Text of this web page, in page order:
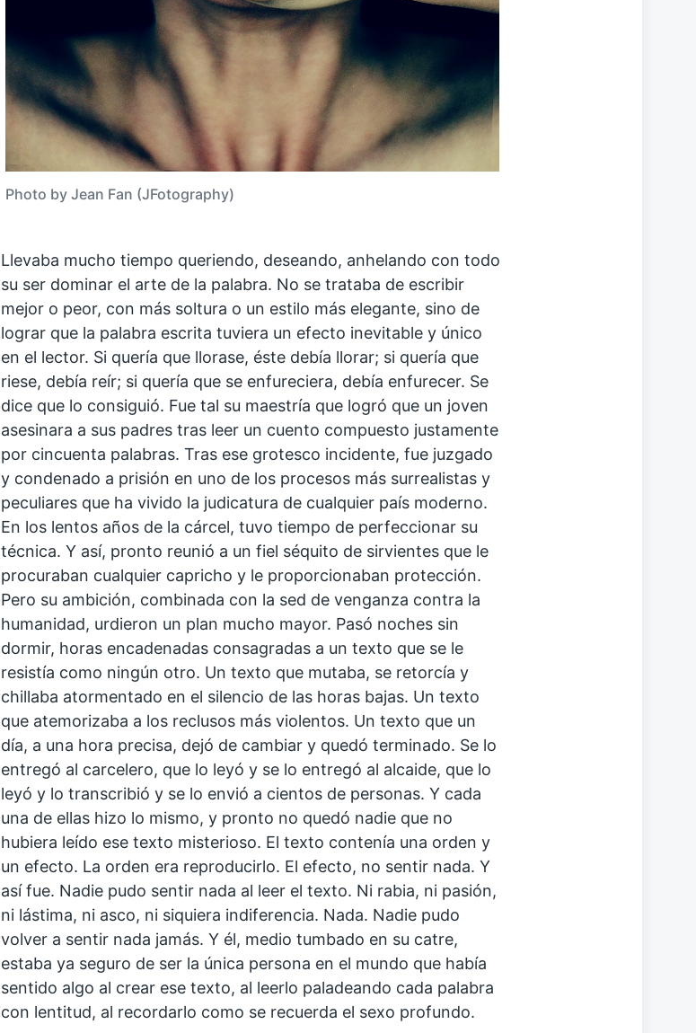
Photo by Jean Fan (JFotography)
Llevaba mucho tiempo queriendo, deseando, anhelando con todo
su ser dominar el arte de la palabra. No se trataba de escribir
mejor o peor, con más soltura o un estilo más elegante, sino de
lograr que la palabra escrita tuviera un efecto inevitable y único
en el lector. Si quería que llorase, éste debía llorar; si quería que
riese, debía reír; si quería que se enfureciera, debía enfurecer. Se
dice que lo consiguió. Fue tal su maestría que logró que un joven
asesinara a sus padres tras leer un cuento compuesto justamente
por cincuenta palabras. Tras ese grotesco incidente, fue juzgado
y condenado a prisión en uno de los procesos más surrealistas y
peculiares que ha vivido la judicatura de cualquier país moderno.
En los lentos años de la cárcel, tuvo tiempo de perfeccionar su
técnica. Y así, pronto reunió a un fiel séquito de sirvientes que le
procuraban cualquier capricho y le proporcionaban protección.
Pero su ambición, combinada con la sed de venganza contra la
humanidad, urdieron un plan mucho mayor. Pasó noches sin
dormir, horas encadenadas consagradas a un texto que se le
resistía como ningún otro. Un texto que mutaba, se retorcía y
chillaba atormentado en el silencio de las horas bajas. Un texto
que atemorizaba a los reclusos más violentos. Un texto que un
día, a una hora precisa, dejó de cambiar y quedó terminado. Se lo
entregó al carcelero, que lo leyó y se lo entregó al alcaide, que lo
leyó y lo transcribió y se lo envió a cientos de personas. Y cada
una de ellas hizo lo mismo, y pronto no quedó nadie que no
hubiera leído ese texto misterioso. El texto contenía una orden y
un efecto. La orden era reproducirlo. El efecto, no sentir nada. Y
así fue. Nadie pudo sentir nada al leer el texto. Ni rabia, ni pasión,
ni lástima, ni asco, ni siquiera indiferencia. Nada. Nadie pudo
volver a sentir nada jamás. Y él, medio tumbado en su catre,
estaba ya seguro de ser la única persona en el mundo que había
sentido algo al crear ese texto, al leerlo paladeando cada palabra
con lentitud, al recordarlo como se recuerda el sexo profundo.